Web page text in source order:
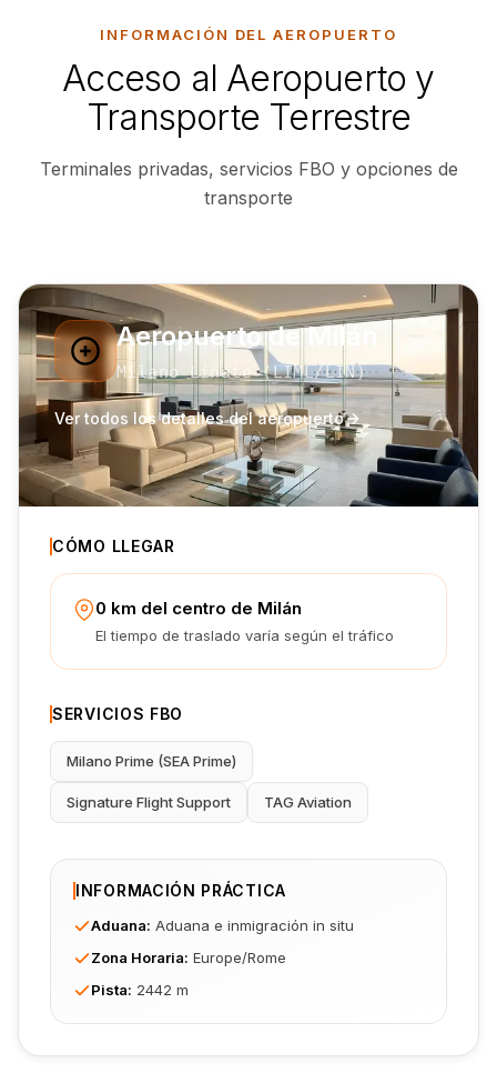
INFORMACIÓN DEL AEROPUERTO
Acceso al Aeropuerto y
Transporte Terrestre
Terminales privadas, servicios FBO y opciones de
transporte
Aeropuerto de Milán
Milano Linate(LIML/LIN)
Ver todos los detalles del aeropuerto
CÓMO LLEGAR
0 km del centro de Milán
El tiempo de traslado varía según el tráfico
SERVICIOS FBO
Milano Prime (SEA Prime)
Signature Flight Support TAG Aviation
INFORMACIÓN PRÁCTICA
Aduana: Aduana e inmigración in situ
Zona Horaria: Europe/Rome
Pista: 2442 m